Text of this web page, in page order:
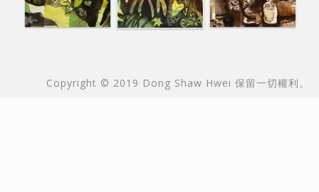
Copyright © 2019 Dong Shaw Hwei 保留一切權利。